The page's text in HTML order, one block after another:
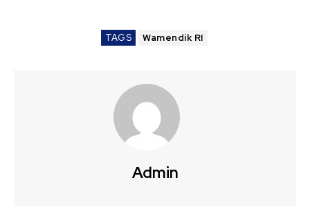
TAGS Wamendik RI
Admin